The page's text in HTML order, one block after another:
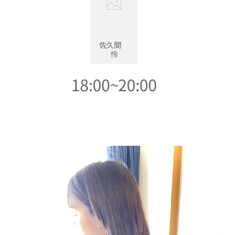
佐久間
怜
18:00~20:00